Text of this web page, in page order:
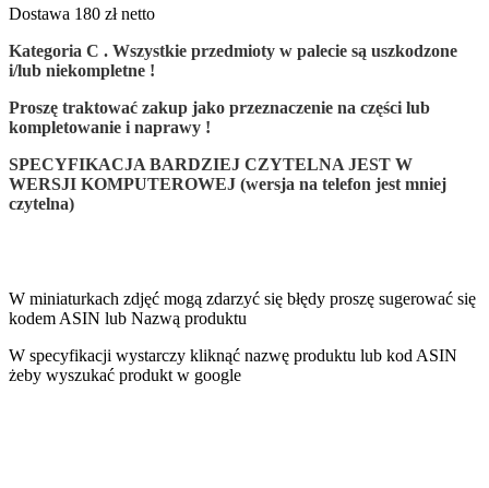
Dostawa 180 zł netto
Kategoria C . Wszystkie przedmioty w palecie są uszkodzone
i/lub niekompletne !
Proszę traktować zakup jako przeznaczenie na części lub
kompletowanie i naprawy !
SPECYFIKACJA BARDZIEJ CZYTELNA JEST W
WERSJI KOMPUTEROWEJ (wersja na telefon jest mniej
czytelna)
W miniaturkach zdjęć mogą zdarzyć się błędy proszę sugerować się
kodem ASIN lub Nazwą produktu
W specyfikacji wystarczy kliknąć nazwę produktu lub kod ASIN
żeby wyszukać produkt w google